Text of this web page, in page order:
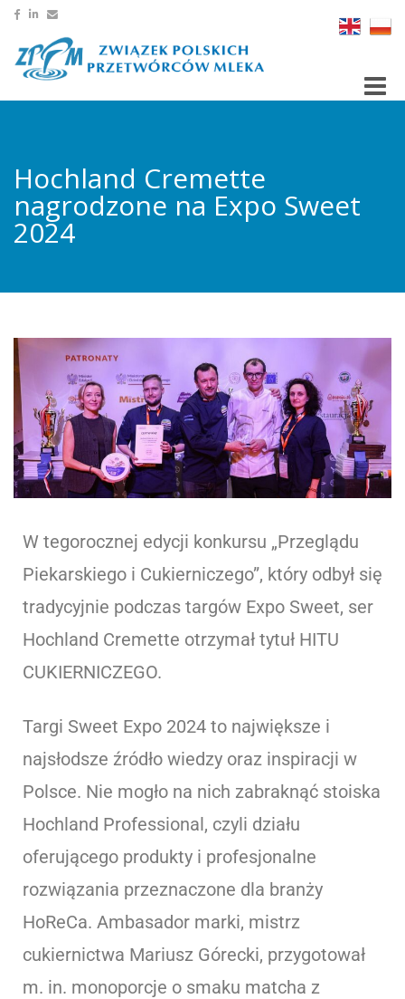
Hochland Cremette
nagrodzone na Expo Sweet
2024
W tegorocznej edycji konkursu „Przeglądu
Piekarskiego i Cukierniczego”, który odbył się
tradycyjnie podczas targów Expo Sweet, ser
Hochland Cremette otrzymał tytuł HITU
CUKIERNICZEGO.
Targi Sweet Expo 2024 to największe i
najsłodsze źródło wiedzy oraz inspiracji w
Polsce. Nie mogło na nich zabraknąć stoiska
Hochland Professional, czyli działu
oferującego produkty i profesjonalne
rozwiązania przeznaczone dla branży
HoReCa. Ambasador marki, mistrz
cukiernictwa Mariusz Górecki, przygotował
m. in. monoporcje o smaku matcha z